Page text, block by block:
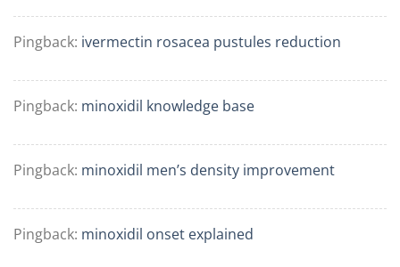
Pingback: ivermectin rosacea pustules reduction
Pingback: minoxidil knowledge base
Pingback: minoxidil men’s density improvement
Pingback: minoxidil onset explained